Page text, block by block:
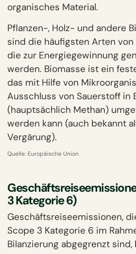
organisches Material.
Pflanzen-, Holz- und andere
sind die häufigsten Arten von
die zur Energiegewinnung
werden. Biomasse ist ein
das mit Hilfe von
Ausschluss von Sauerstoff in
(hauptsächlich Methan)
werden kann (auch bekannt
Vergärung).
Quelle: Europäische Union
3 Kategorie 6)
Geschäftsreiseemissionen,
Scope 3 Kategorie 6 im
Bilanzierung abgegrenzt sind,